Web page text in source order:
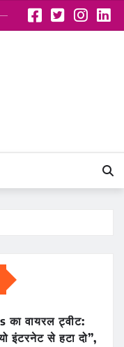
वायरल ट्वीट:
इंटरनेट से हटा दो”,